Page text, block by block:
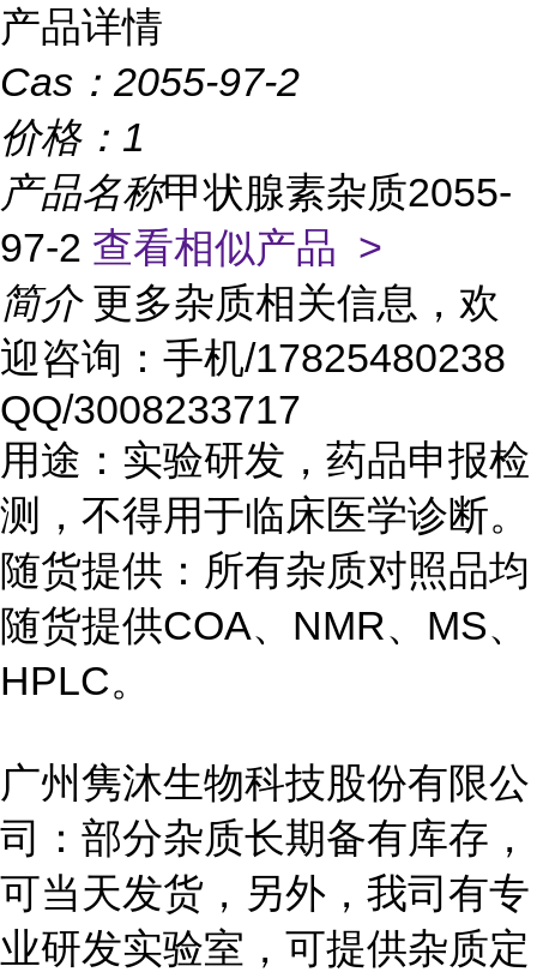
产品详情
Cas： 2055-97-2
价格： 1
产品名称甲状腺素杂质2055-
97-2 查看相似产品 >
简介 更多杂质相关信息，欢
迎咨询：手机/17825480238
QQ/3008233717
用途：实验研发，药品申报检
测，不得用于临床医学诊断。
随货提供：所有杂质对照品均
随货提供COA、NMR、MS、
HPLC。
广州隽沐生物科技股份有限公
司：部分杂质长期备有库存，
可当天发货，另外，我司有专
业研发实验室，可提供杂质定